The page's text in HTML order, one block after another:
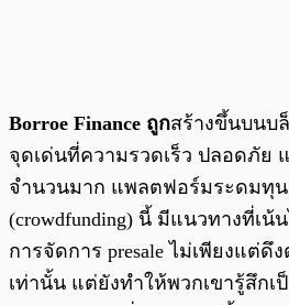
Borroe Finance ถูกสร้างขึ้นบนบ
จุดเด่นที่ความรวดเร็ว ปลอดภัย
จำนวนมาก แพลตฟอร์มระดมทุ
(crowdfunding) นี้ มีแนวทางที่เ
การจัดการ presale ไม่เพียงแต่ดึ
เท่านั้น แต่ยังทำให้พวกเขารู้สึกเ